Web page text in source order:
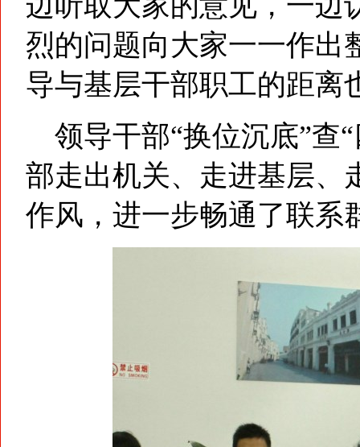
烈的问题向大家一一作出
导与基层干部职工的距离
领导干部“换位沉底”查
部走出机关、走进基层、
作风，进一步畅通了联系